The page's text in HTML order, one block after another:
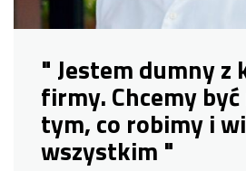
" Jestem dumny
firmy. Chcemy
tym, co robimy i
wszystkim "